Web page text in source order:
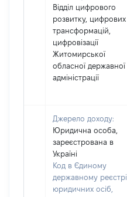
Відділ цифрового
розвитку, цифрових
трансформацій,
цифровізації
Житомирської
обласної державної
адміністрації
Джерело доходу:
Юридична особа,
зареєстрована в
Україні
Код в Єдиному
державному реєстрі
юридичних осіб,